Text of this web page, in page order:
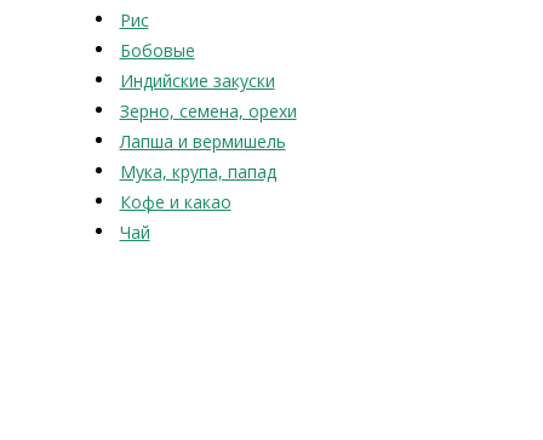
Рис
Бобовые
Индийские закуски
Зерно, семена, орехи
Лапша и вермишель
Мука, крупа, папад
Кофе и какао
Чай